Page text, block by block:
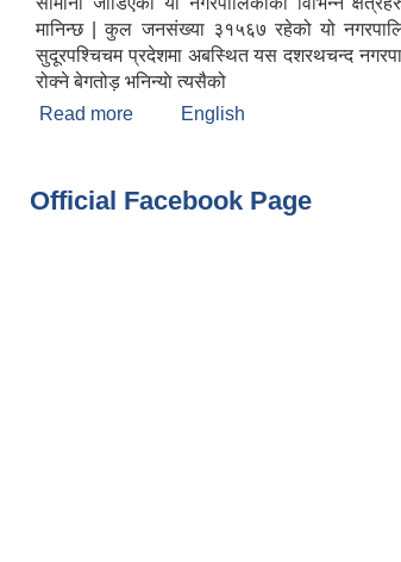
मानिन्छ | कुल जनसंख्या ३१५६७ रहेको यो
सुदूरपश्चिचम प्रदेशमा अबस्थित यस दशरथचन्द
रोक्ने बेगतोड़ भनिन्याे त्यसैको
Read more about दशरथचन्द नगरपालिका हार्दिक
English
Official Facebook Page